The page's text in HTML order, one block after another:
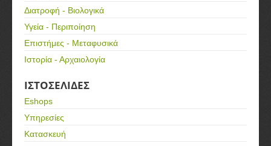
Διατροφή - Βιολογικά
Υγεία - Περιποίηση
Επιστήμες - Μεταφυσικά
Ιστορία - Αρχαιολογία
ΙΣΤΟΣΕΛΙΔΕΣ
Eshops
Υπηρεσίες
Κατασκευή